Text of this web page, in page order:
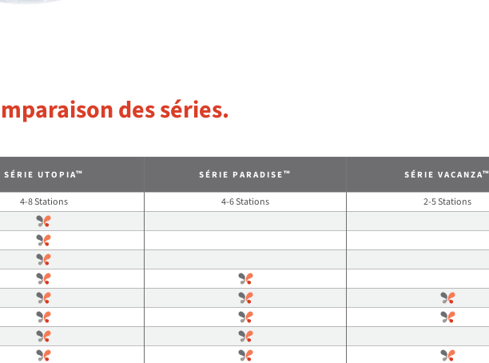
des séries.
SÉRIE UTOPIA™ SÉRIE PARADISE™ SÉRIE VACANZA™
4-8 Stations 4-6 Stations 2-5 Stations